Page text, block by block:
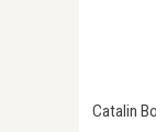
Catalin